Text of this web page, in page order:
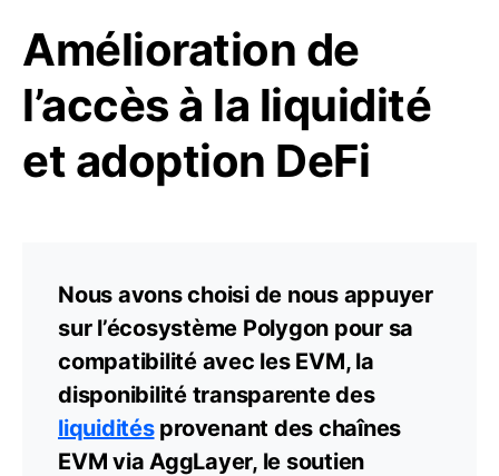
Amélioration de
l’accès à la liquidité
et adoption DeFi
Nous avons choisi de nous appuyer
sur l’écosystème Polygon pour sa
compatibilité avec les EVM, la
disponibilité transparente des
liquiditésprovenant des chaînes
EVM via AggLayer, le soutien